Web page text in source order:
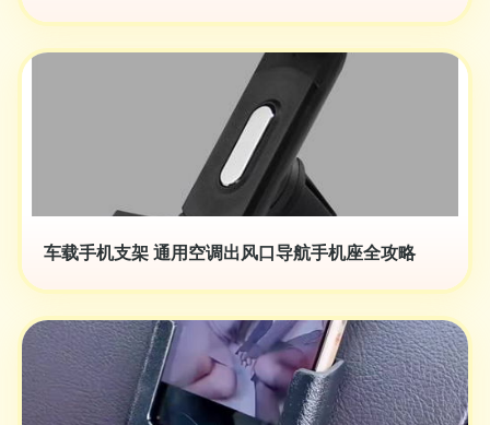
车载手机支架 通用空调出风口导航手机座全攻略